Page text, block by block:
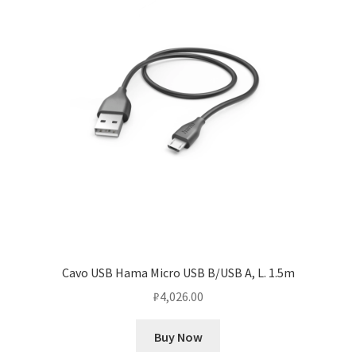
Cavo USB Hama Micro USB B/USB A, L. 1.5m
₽4,026.00
Buy Now